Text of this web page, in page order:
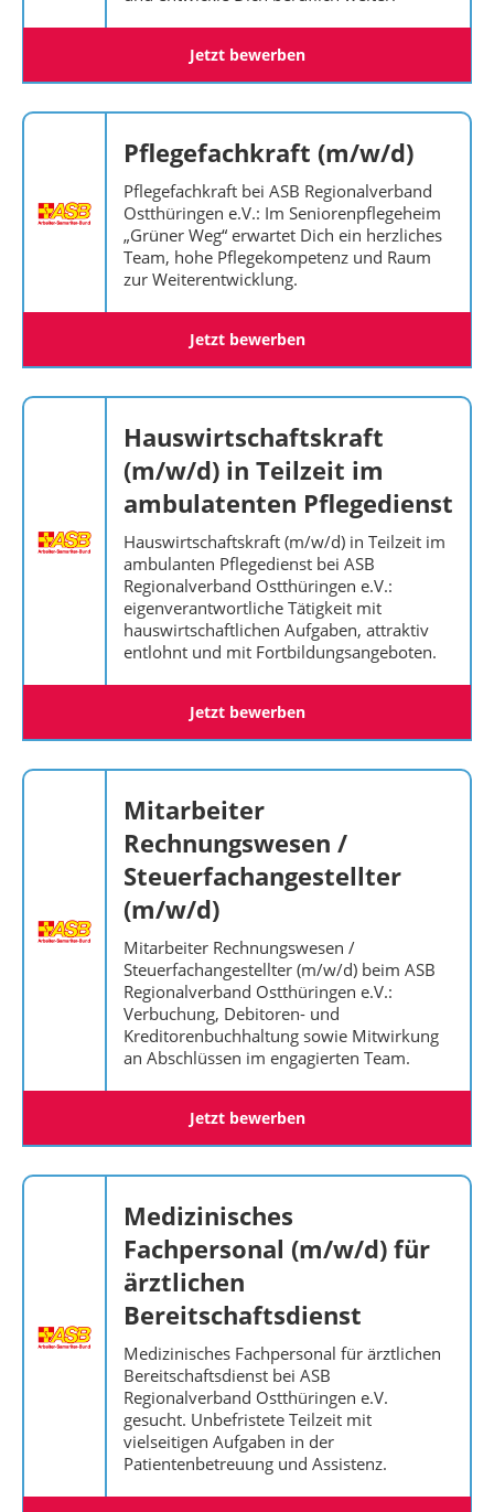
Jetzt bewerben
Pflegefachkraft (m/w/d)
Pflegefachkraft bei ASB Regionalverband
Ostthüringen e.V.: Im Seniorenpflegeheim
„Grüner Weg“ erwartet Dich ein herzliches
Team, hohe Pflegekompetenz und Raum
zur Weiterentwicklung.
Jetzt bewerben
Hauswirtschaftskraft
(m/w/d) in Teilzeit im
ambulatenten Pflegedienst
Hauswirtschaftskraft (m/w/d) in Teilzeit im
ambulanten Pflegedienst bei ASB
Regionalverband Ostthüringen e.V.:
eigenverantwortliche Tätigkeit mit
hauswirtschaftlichen Aufgaben, attraktiv
entlohnt und mit Fortbildungsangeboten.
Jetzt bewerben
Mitarbeiter
Rechnungswesen /
Steuerfachangestellter
(m/w/d)
Mitarbeiter Rechnungswesen /
Steuerfachangestellter (m/w/d) beim ASB
Regionalverband Ostthüringen e.V.:
Verbuchung, Debitoren- und
Kreditorenbuchhaltung sowie Mitwirkung
an Abschlüssen im engagierten Team.
Jetzt bewerben
Medizinisches
Fachpersonal (m/w/d) für
ärztlichen
Bereitschaftsdienst
Medizinisches Fachpersonal für ärztlichen
Bereitschaftsdienst bei ASB
Regionalverband Ostthüringen e.V.
gesucht. Unbefristete Teilzeit mit
vielseitigen Aufgaben in der
Patientenbetreuung und Assistenz.